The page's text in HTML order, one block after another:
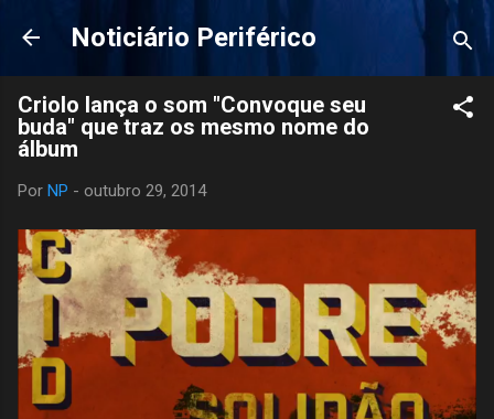
Pular para o conteúdo principal
Noticiário Periférico
Criolo lança o som "Convoque seu
buda" que traz os mesmo nome do
álbum
Por NP - outubro 29, 2014